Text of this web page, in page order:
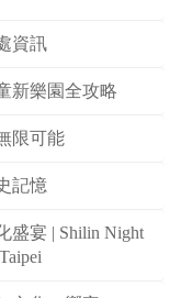
資訊
新樂園全攻略
限可能
記憶
盛宴 | Shilin Night